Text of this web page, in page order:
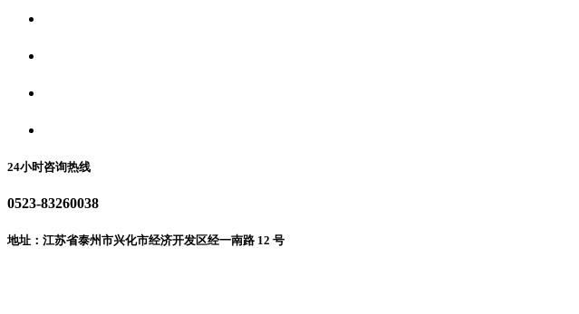
24小时咨询热线
0523-83260038
地址：江苏省泰州市兴化市经济开发区经一南路 12 号